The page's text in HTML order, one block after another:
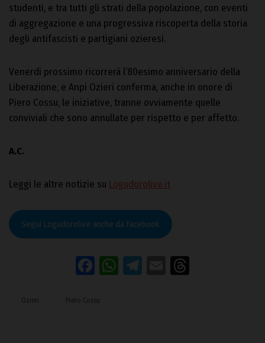
studenti, e tra tutti gli strati della popolazione, con eventi
di aggregazione e una progressiva riscoperta della storia
degli antifascisti e partigiani ozieresi.
Venerdì prossimo ricorrerà l’80esimo anniversario della
Liberazione, e Anpi Ozieri conferma, anche in onore di
Piero Cossu, le iniziative, tranne ovviamente quelle
conviviali che sono annullate per rispetto e per affetto.
A.C.
Leggi le altre notizie su Logudorolive.it
Segui Logudorolive anche da Facebook
Facebook
WhatsApp
Telegram
Email
Ozieri Piero Cossu